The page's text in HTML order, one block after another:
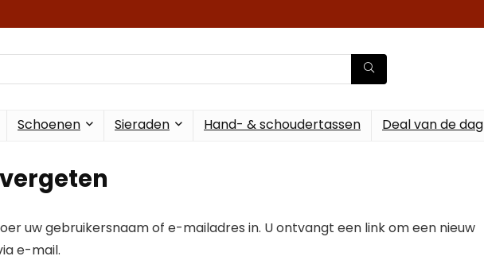
Schoenen Sieraden Hand- & schoudertassen Deal van de dag
uw gebruikersnaam of e-mailadres in. U ontvangt een link om een nieuw
e-mail.